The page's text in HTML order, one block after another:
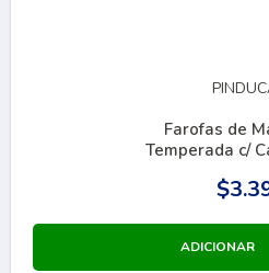
Farofas de
Temperada c/